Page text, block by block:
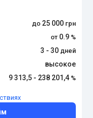
25 000
0.9
3 - 30
высокое
9 313,5 - 238 201,4